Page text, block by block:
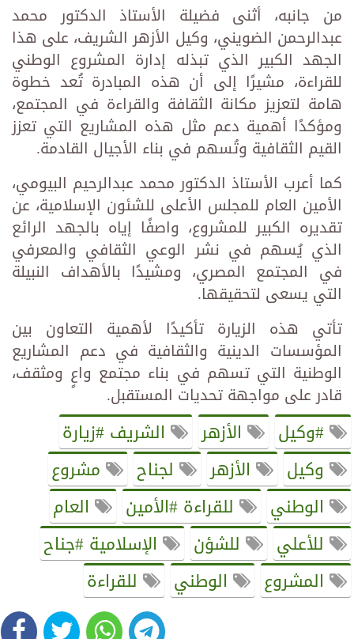
من جانبه، أثنى فضيلة الأستاذ الدكتور محمد
عبدالرحمن الضويني، وكيل الأزهر الشريف، على هذا
الجهد الكبير الذي تبذله إدارة المشروع الوطني
للقراءة، مشيرًا إلى أن هذه المبادرة تُعد خطوة
هامة لتعزيز مكانة الثقافة والقراءة في المجتمع،
ومؤكدًا أهمية دعم مثل هذه المشاريع التي تعزز
القيم الثقافية وتُسهم في بناء الأجيال القادمة.
كما أعرب الأستاذ الدكتور محمد عبدالرحيم البيومي،
الأمين العام للمجلس الأعلى للشئون الإسلامية، عن
تقديره الكبير للمشروع، واصفًا إياه بالجهد الرائع
الذي يُسهم في نشر الوعي الثقافي والمعرفي
في المجتمع المصري، ومشيدًا بالأهداف النبيلة
التي يسعى لتحقيقها.
تأتي هذه الزيارة تأكيدًا لأهمية التعاون بين
المؤسسات الدينية والثقافية في دعم المشاريع
الوطنية التي تسهم في بناء مجتمع واعٍ ومثقف،
قادر على مواجهة تحديات المستقبل.
#وكيل الأزهر
الشريف #زيارة
وكيل
الأزهر لجناح
مشروع
الوطني
للقراءة #الأمين
العام
للأعلي
للشؤن
الإسلامية #جناح
المشروع
الوطني للقراءة